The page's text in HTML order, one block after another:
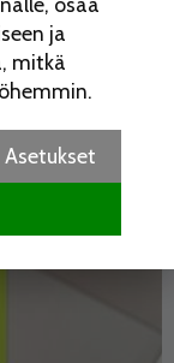
ja
mitkä
Asetukset